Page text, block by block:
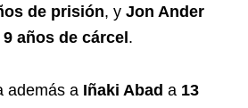
de prisión, y Jon Ander
9 años de cárcel.
además a Iñaki Abad a 13